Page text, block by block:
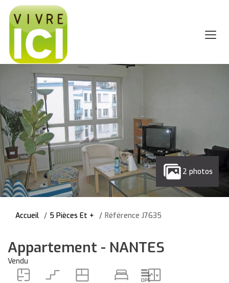
2 photos
Accueil 5 Pièces Et + Référence J7635
Appartement - NANTES
Vendu